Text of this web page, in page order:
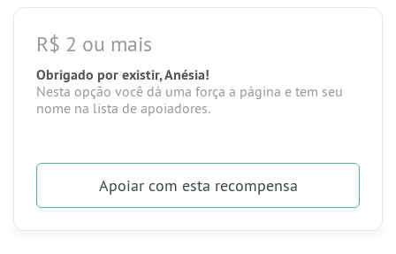
R$ 2 ou mais
Obrigado por existir, Anésia!
Nesta opção você dá uma força a página e tem seu
nome na lista de apoiadores.
Apoiarcom esta recompensa